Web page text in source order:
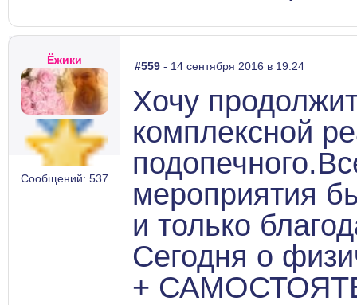
Ёжики
Сообщений: 537
#559 - 14 сентября 2016 в 19:24
Хочу
комплексной
мероприятия
и только
Сегодня о
+